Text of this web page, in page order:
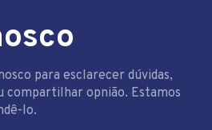
para esclarecer dúvidas,
opnião. Estamos
lo.